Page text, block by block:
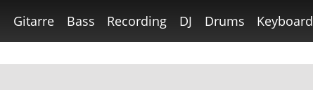
Gitarre Bass Recording DJ Drums Keyboard